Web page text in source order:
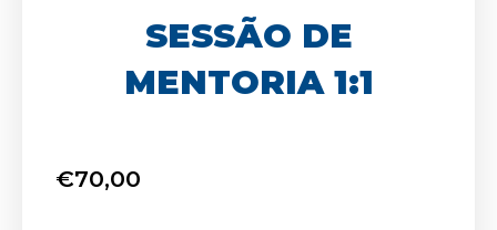
SESSÃO DE
MENTORIA 1:1
€70,00